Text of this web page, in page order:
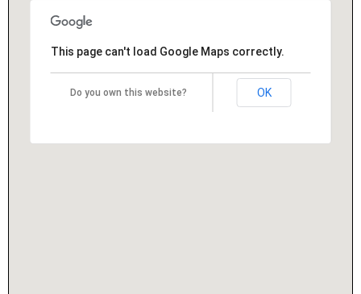
This page can't load Google Maps correctly.
Do you own this website? OK